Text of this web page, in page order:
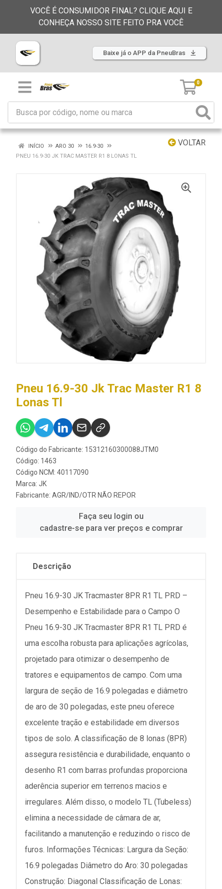
VOCÊ É CONSUMIDOR FINAL? CLIQUE AQUI E
CONHEÇA NOSSO SITE FEITO PRA VOCÊ
Baixe já o APP da PneuBras
0
VOLTAR
INÍCIO ARO 30
16.9-30
PNEU 16.9-30 JK TRAC MASTER R1 8 LONAS TL
Pneu 16.9-30 Jk Trac Master R1 8
Lonas Tl
Código do Fabricante: 15312160300088JTM0
Código: 1463
Código NCM: 40117090
Marca: JK
Fabricante: AGR/IND/OTR NÃO REPOR
Faça seu login ou
cadastre-se para ver preços e comprar
Descrição
Pneu 16.9-30 JK Tracmaster 8PR R1 TL PRD –
Desempenho e Estabilidade para o Campo O
Pneu 16.9-30 JK Tracmaster 8PR R1 TL PRD é
uma escolha robusta para aplicações agrícolas,
projetado para otimizar o desempenho de
tratores e equipamentos de campo. Com uma
largura de seção de 16.9 polegadas e diâmetro
de aro de 30 polegadas, este pneu oferece
excelente tração e estabilidade em diversos
tipos de solo. A classificação de 8 lonas (8PR)
assegura resistência e durabilidade, enquanto o
desenho R1 com barras profundas proporciona
aderência superior em terrenos macios e
irregulares. Além disso, o modelo TL (Tubeless)
elimina a necessidade de câmara de ar,
facilitando a manutenção e reduzindo o risco de
furos. Informações Técnicas: Largura da Seção:
16.9 polegadas Diâmetro do Aro: 30 polegadas
Construção: Diagonal Classificação de Lonas: